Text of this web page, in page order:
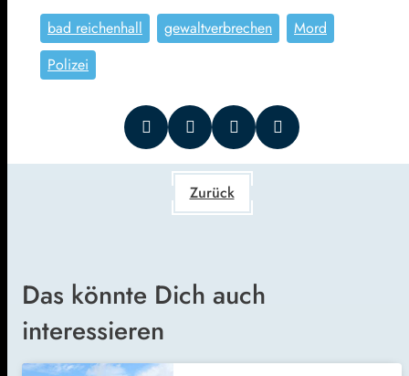
bad reichenhall gewaltverbrechen
Mord
Polizei
Zurück
Das könnte Dich auch
interessieren